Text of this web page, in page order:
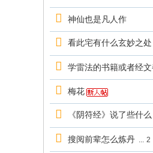
神仙也是凡人作
看此宅有什么玄妙之处
学雷法的书籍或者经
梅花
《阴符经》说了些什么
搜阅前辈怎么炼丹 ... 2